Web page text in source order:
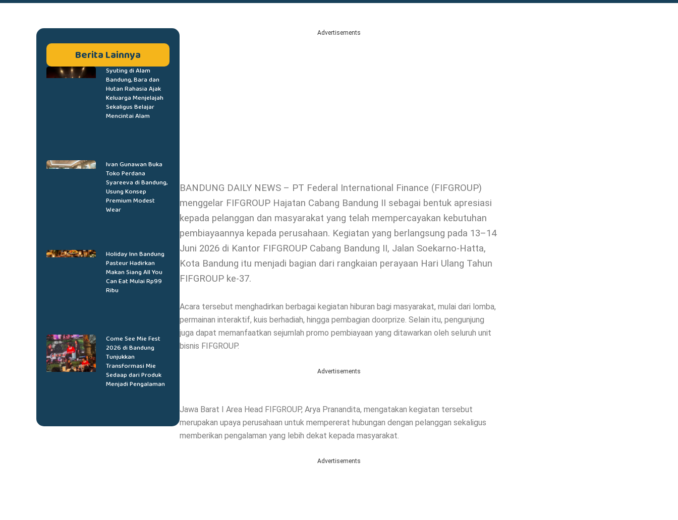
Berita Lainnya
Syuting di Alam
Bandung, Bara dan
Hutan Rahasia Ajak
Keluarga Menjelajah
Sekaligus Belajar
Mencintai Alam
Ivan Gunawan Buka
Toko Perdana
Syareeva di Bandung,
Usung Konsep
Premium Modest
Wear
Holiday Inn Bandung
Pasteur Hadirkan
Makan Siang All You
Can Eat Mulai Rp99
Ribu
Come See Mie Fest
2026 di Bandung
Tunjukkan
Transformasi Mie
Sedaap dari Produk
Menjadi Pengalaman
Advertisements
BANDUNG DAILY NEWS – PT Federal International Finance (FIFGROUP)
menggelar FIFGROUP Hajatan Cabang Bandung II sebagai bentuk apresiasi
kepada pelanggan dan masyarakat yang telah mempercayakan kebutuhan
pembiayaannya kepada perusahaan. Kegiatan yang berlangsung pada 13–14
Juni 2026 di Kantor FIFGROUP Cabang Bandung II, Jalan Soekarno-Hatta,
Kota Bandung itu menjadi bagian dari rangkaian perayaan Hari Ulang Tahun
FIFGROUP ke-37.
Acara tersebut menghadirkan berbagai kegiatan hiburan bagi masyarakat, mulai dari lomba,
permainan interaktif, kuis berhadiah, hingga pembagian doorprize. Selain itu, pengunjung
juga dapat memanfaatkan sejumlah promo pembiayaan yang ditawarkan oleh seluruh unit
bisnis FIFGROUP.
Advertisements
Jawa Barat I Area Head FIFGROUP, Arya Pranandita, mengatakan kegiatan tersebut
merupakan upaya perusahaan untuk mempererat hubungan dengan pelanggan sekaligus
memberikan pengalaman yang lebih dekat kepada masyarakat.
Advertisements